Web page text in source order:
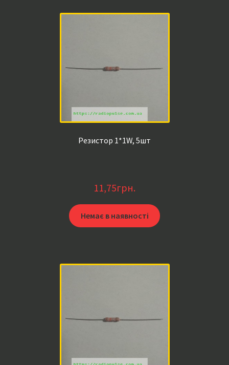
Резистор 1*1W, 5шт
11,75грн.
Немає в наявності